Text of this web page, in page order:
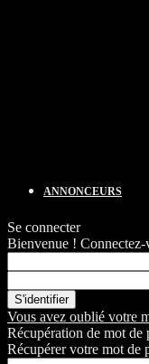
ANNONCEURS
Se connecter
Bienvenue !
Vous avez oublié votre
Récupération de mot de
Récupérer votre mot de